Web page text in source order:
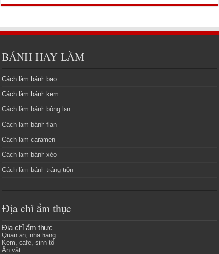
BÁNH HAY LÀM
Cách làm bánh bao
Cách làm bánh kem
Cách làm bánh bông lan
Cách làm bánh flan
Cách làm caramen
Cách làm bánh xèo
Cách làm bánh tráng trộn
Địa chỉ ẩm thực
Địa chỉ ẩm thực
Quán ăn, nhà hàng
Kem, cafe, sinh tố
Ăn vặt